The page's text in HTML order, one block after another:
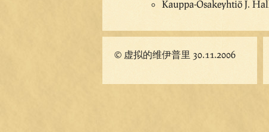
Kauppa-Osakeyhtiö J.
© 虚拟的维伊普里 30.11.2006